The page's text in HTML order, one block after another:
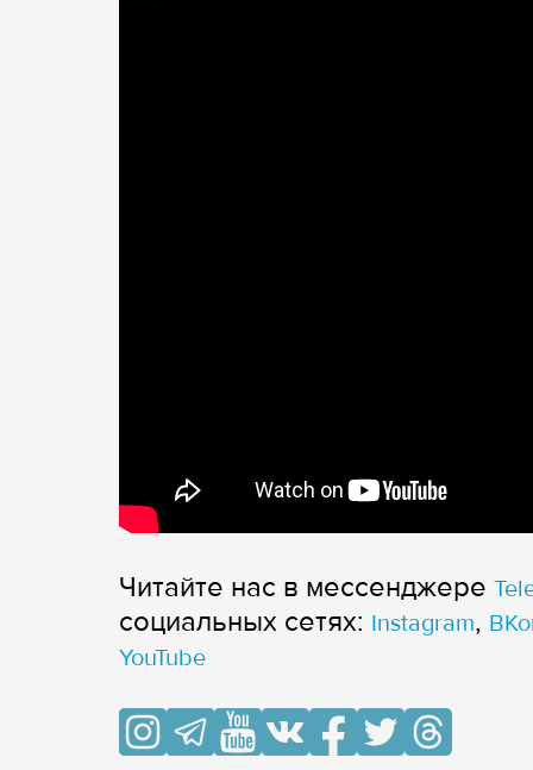
Читайте нас в мессенджере
cоциальных сетях: Instagram,
YouTube